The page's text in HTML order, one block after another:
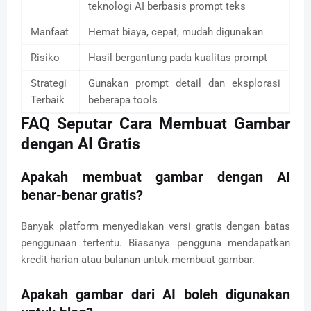
teknologi AI berbasis prompt teks
Manfaat Hemat biaya, cepat, mudah digunakan
Risiko Hasil bergantung pada kualitas prompt
Strategi
Terbaik
Gunakan prompt detail dan eksplorasi
beberapa tools
FAQ Seputar Cara Membuat Gambar
dengan AI Gratis
Apakah membuat gambar dengan AI
benar-benar gratis?
Banyak platform menyediakan versi gratis dengan batas
penggunaan tertentu. Biasanya pengguna mendapatkan
kredit harian atau bulanan untuk membuat gambar.
Apakah gambar dari AI boleh digunakan